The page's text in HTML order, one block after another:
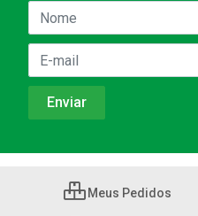
Meus Pedidos